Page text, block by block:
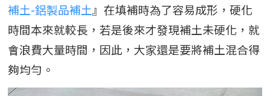
補土-鋁製品補土』在填補時為了容易成形，硬化
時間本來就較長，若是後來才發現補土未硬化，就
會浪費大量時間，因此，大家還是要將補土混合得
夠均勻。